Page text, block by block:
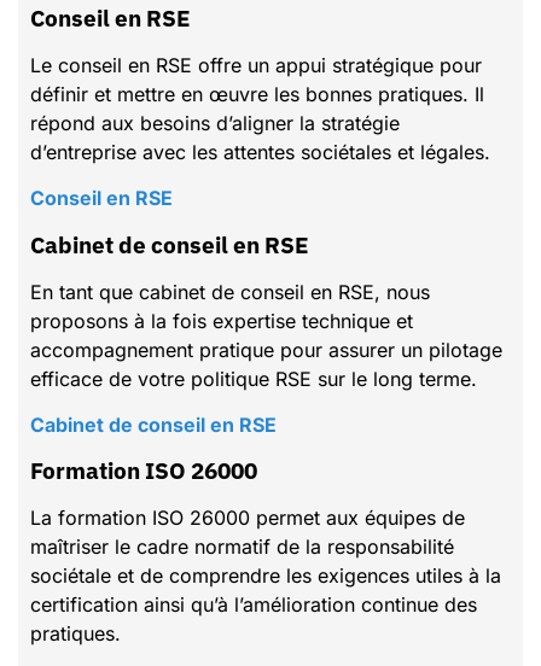
Conseil en RSE
Le conseil en RSE offre un appui stratégique pour
définir et mettre en œuvre les bonnes pratiques. Il
répond aux besoins d’aligner la stratégie
d’entreprise avec les attentes sociétales et légales.
Conseil en RSE
Cabinet de conseil en RSE
En tant que cabinet de conseil en RSE, nous
proposons à la fois expertise technique et
accompagnement pratique pour assurer un pilotage
efficace de votre politique RSE sur le long terme.
Cabinet de conseil en RSE
Formation ISO 26000
La formation ISO 26000 permet aux équipes de
maîtriser le cadre normatif de la responsabilité
sociétale et de comprendre les exigences utiles à la
certification ainsi qu’à l’amélioration continue des
pratiques.